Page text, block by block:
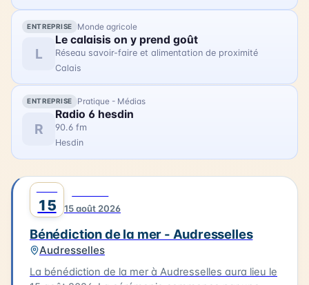
de Berck-sur-Mer.
ENTREPRISE Monde agricole
L
Le calaisis on y prend goût
Réseau savoir-faire et alimentation de proximité
Calais
ENTREPRISE Pratique - Médias
R
Radio 6 hesdin
90.6 fm
Hesdin
15 15 août 2026
Bénédiction de la mer - Audresselles
Audresselles
La bénédiction de la mer à Audresselles aura lieu le